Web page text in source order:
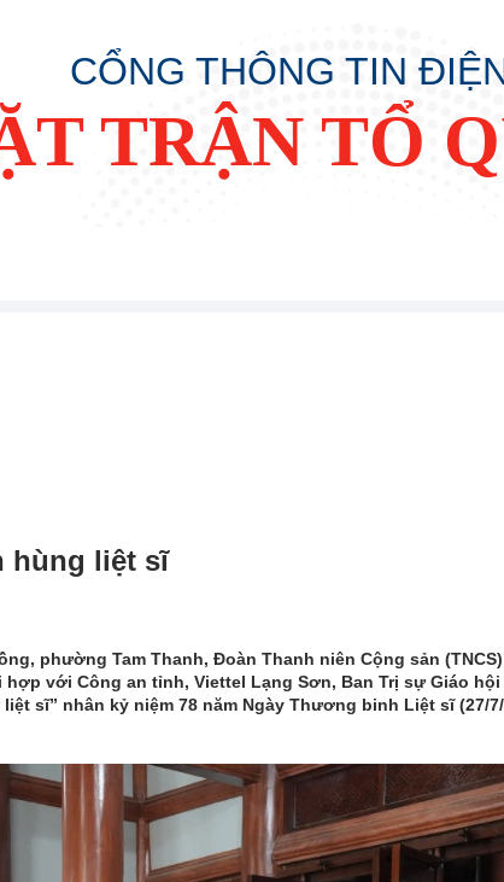
CỔNG THÔNG TIN
TRẬN TỔ
hùng liệt sĩ
phường Tam Thanh, Đoàn Thanh niên Cộng sản
với Công an tỉnh, Viettel Lạng Sơn, Ban Trị sự Giáo hội
sĩ” nhân kỷ niệm 78 năm Ngày Thương binh Liệt sĩ (27/7/